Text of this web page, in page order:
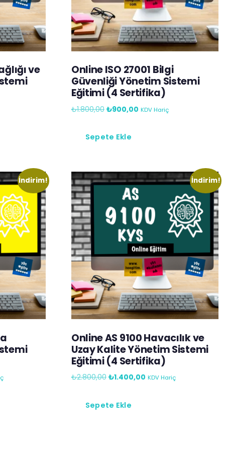
ve
Online ISO 27001 Bilgi
Güvenliği Yönetim Sistemi
Eğitimi (4 Sertifika)
₺1.800,00 ₺900,00 KDV Hariç
Sepete Ekle
İndirim! İndirim!
Online AS 9100 Havacılık ve
Uzay Kalite Yönetim Sistemi
Eğitimi (4 Sertifika)
₺2.800,00 ₺1.400,00 KDV Hariç
Sepete Ekle